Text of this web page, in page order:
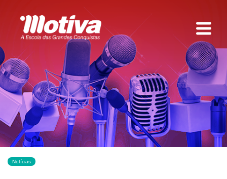
Notícias